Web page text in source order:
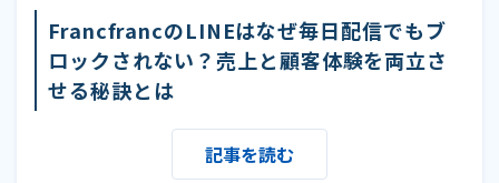
FrancfrancのLINEはなぜ毎日配信でもブ
ロックされない？売上と顧客体験を両立さ
せる秘訣とは
記事を読む